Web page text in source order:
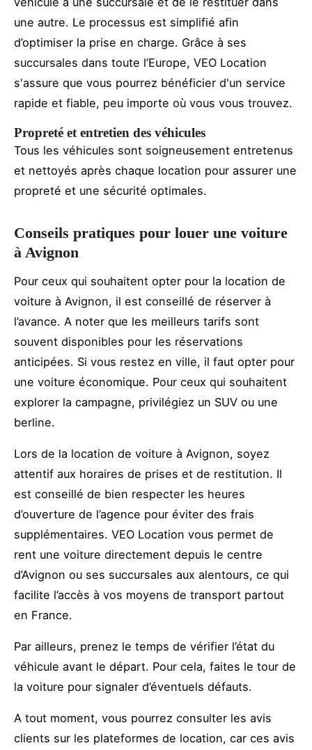
une autre. Le processus est simplifié afin
d’optimiser la prise en charge. Grâce à ses
succursales dans toute l’Europe, VEO Location
s'assure que vous pourrez bénéficier d'un service
rapide et fiable, peu importe où vous vous trouvez.
Propreté et entretien des véhicules
Tous les véhicules sont soigneusement entretenus
et nettoyés après chaque location pour assurer une
propreté et une sécurité optimales.
Conseils pratiques pour louer une voiture
à Avignon
Pour ceux qui souhaitent opter pour la location de
voiture à Avignon, il est conseillé de réserver à
l’avance. A noter que les meilleurs tarifs sont
souvent disponibles pour les réservations
anticipées. Si vous restez en ville, il faut opter pour
une voiture économique. Pour ceux qui souhaitent
explorer la campagne, privilégiez un SUV ou une
berline.
Lors de la location de voiture à Avignon, soyez
attentif aux horaires de prises et de restitution. Il
est conseillé de bien respecter les heures
d’ouverture de l’agence pour éviter des frais
supplémentaires. VEO Location vous permet de
rent une voiture directement depuis le centre
d’Avignon ou ses succursales aux alentours, ce qui
facilite l’accès à vos moyens de transport partout
en France.
Par ailleurs, prenez le temps de vérifier l’état du
véhicule avant le départ. Pour cela, faites le tour de
la voiture pour signaler d’éventuels défauts.
A tout moment, vous pourrez consulter les avis
clients sur les plateformes de location, car ces avis